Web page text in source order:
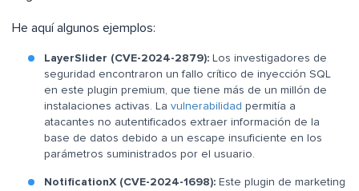
He aquí algunos ejemplos:
LayerSlider (CVE-2024-2879): Los investigadores de
seguridad encontraron un fallo crítico de inyección SQL
en este plugin premium, que tiene más de un millón de
instalaciones activas. La vulnerabilidad permitía a
atacantes no autentificados extraer información de la
base de datos debido a un escape insuficiente en los
parámetros suministrados por el usuario.
NotificationX (CVE-2024-1698): Este plugin de marketing